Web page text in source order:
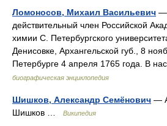
Ломоносов, Михаил Васильевич —
действительный член Российской
химии С. Петербургского
Денисовке, Архангельской губ., 8
Петербурге 4 апреля 1765 года. В
биографическая энциклопедия
Шишков, Александр Семёнович —
Шишков …
Википедия